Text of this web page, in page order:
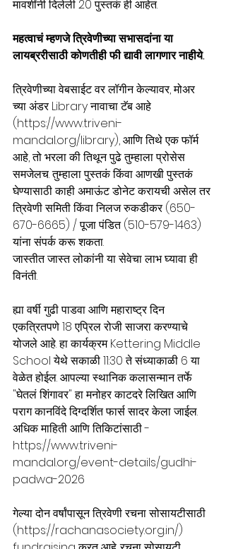
मावशींनी दिलेली 20 पुस्तकं ही आहेत.
महत्वाचं म्हणजे त्रिवेणीच्या सभासदांना या
लायब्ररीसाठी कोणतीही फी द्यावी लागणार नाहीये.
त्रिवेणीच्या वेबसाईट वर लॉगीन केल्यावर, मोअर
च्या अंडर Library नावाचा टॅब आहे
(https://www.triveni-
mandal.org/library), आणि तिथे एक फॉर्म
आहे, तो भरला की तिथून पुढे तुम्हाला प्रोसेस
समजेलच. तुम्हाला पुस्तकं किंवा आणखी पुस्तकं
घेण्यासाठी काही अमाऊंट डोनेट करायची असेल तर
त्रिवेणी समिती किंवा निलज रुकडीकर (650-
670-6665) / पूजा पंडित (510-579-1463)
यांना संपर्क करू शकता.
जास्तीत जास्त लोकांनी या सेवेचा लाभ घ्यावा ही
विनंती.
ह्या वर्षी गुढी पाडवा आणि महाराष्ट्र दिन
एकत्रितपणे 18 एप्रिल रोजी साजरा करण्याचे
योजले आहे. हा कार्यक्रम Kettering Middle
School येथे सकाळी 11:30 ते संध्याकाळी 6 या
वेळेत होईल. आपल्या स्थानिक कलासन्मान तर्फे
"घेतलं शिंगावर" हा मनोहर काटदरे लिखित आणि
पराग कानविंदे दिग्दर्शित फार्स सादर केला जाईल.
अधिक माहिती आणि तिकिटांसाठी -
https://www.triveni-
mandal.org/event-details/gudhi-
padwa-2026
गेल्या दोन वर्षांपासून त्रिवेणी रचना सोसायटीसाठी
(https://rachanasociety.org.in/)